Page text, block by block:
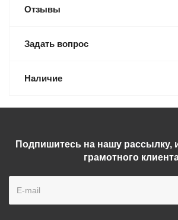
Отзывы
Задать вопрос
Наличие
Подпишитесь на нашу рассылку,
грамотного